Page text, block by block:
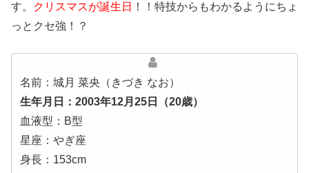
す。
クリスマスが誕生日
！！特技からもわかるようにちょ
っとクセ強！？
名前：城月 菜央（きづき なお）
生年月日：2003年12月25日（20歳）
血液型：B型
星座：やぎ座
身長：153cm